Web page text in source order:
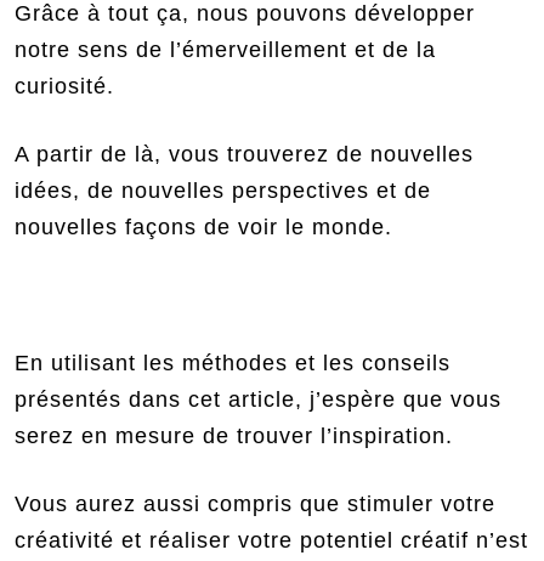
Grâce à tout ça, nous pouvons développer
notre sens de l’émerveillement et de la
curiosité.
A partir de là, vous trouverez de nouvelles
idées, de nouvelles perspectives et de
nouvelles façons de voir le monde.
En utilisant les méthodes et les conseils
présentés dans cet article, j’espère que vous
serez en mesure de trouver l’inspiration.
Vous aurez aussi compris que stimuler votre
créativité et réaliser votre potentiel créatif n’est